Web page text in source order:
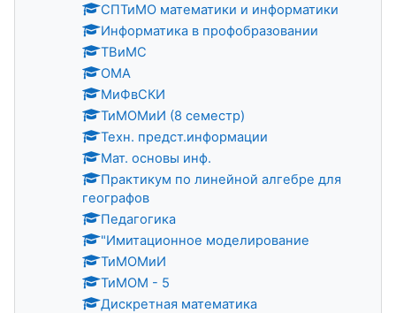
СПТиМО математики и информатики
Информатика в профобразовании
ТВиМС
ОМА
МиФвСКИ
ТиМОМиИ (8 семестр)
Техн. предст.информации
Мат. основы инф.
Практикум по линейной алгебре для
географов
Педагогика
"Имитационное моделирование
ТиМОМиИ
ТиМОМ - 5
Дискретная математика